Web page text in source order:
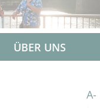
ÜBER UNS
A-